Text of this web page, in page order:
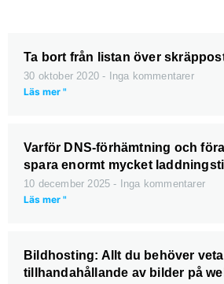
Ta bort från listan över
30 oktober 2020
Inga kommentarer
Läs mer "
Varför DNS-förhämtning och
spara enormt mycket
10 december 2025
Inga kommentarer
Läs mer "
Bildhosting: Allt du behöver
tillhandahållande av bilder på